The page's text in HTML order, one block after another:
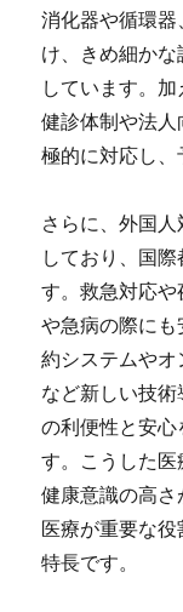
消化器や循環
け、きめ細か
しています。
健診体制や法
極的に対応し、
さらに、外国
しており、国
す。救急対応
や急病の際に
約システムや
など新しい技
の利便性と安
す。こうした
健康意識の高
医療が重要な
特長です。